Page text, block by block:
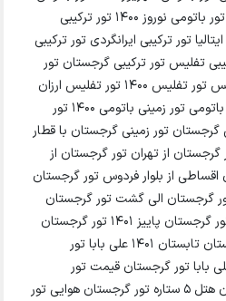
علی بابا تور باتومی مرداد ۱۴۰۰ تور باتومی نوروز ۱۴۰۰ تور ترکیبی
تور ترکیبی ایرانگردی تور ترکیبی
تفلیس تور ترکیبی گرجستان تور
ترکیبی گرجستان تهران تور تفلیس تور تفلیس ۱۴۰۰ تور تفلیس ارزان
تور تفلیس از تهران تور تفلیس باتومی تور زمینی باتومی ۱۴۰۰ تور
گرجستان تور زمینی گرجستان با قطار
گرجستان از تهران تور گرجستان از
اقساطی از بلوار فردوس تور گرجستان
گرجستان الی گشت تور گرجستان
باتومی تور گرجستان بهار1401 تور گرجستان پاییز 1401 تور گرجستان
تابستان ۱۴۰۰ علی بابا تور گرجستان تابستان ۱۴۰1 علی بابا تور
بابا تور گرجستان قیمت تور
گرجستان مهر ۱۴۰۰ تور گرجستان هتل ۵ ستاره تور گرجستان هوایی تور